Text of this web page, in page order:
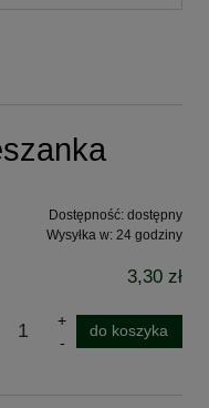
Dostępność: dostępny
Wysyłka w: 24 godziny
3,30 zł
do koszyka